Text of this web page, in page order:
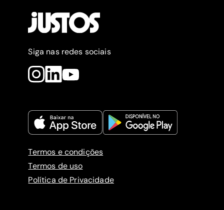
Siga nas redes sociais
Termos e condições
Termos de uso
Política de Privacidade